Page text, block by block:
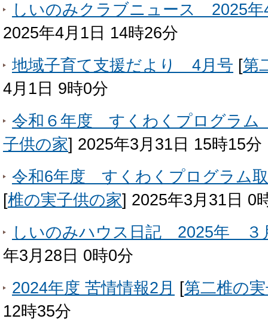
しいのみクラブニュース 2025年
2025年4月1日 14時26分
地域子育て支援だより 4月号 [第
4月1日 9時0分
令和６年度 すくわくプログラ
子供の家] 2025年3月31日 15時15分
令和6年度 すくわくプログラム
[椎の実子供の家] 2025年3月31日 0
しいのみハウス日記 2025年 ３
年3月28日 0時0分
2024年度 苦情情報2月
[第二椎の
12時35分